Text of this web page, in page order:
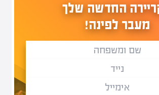
החדשה שלך
מעבר לפינה!